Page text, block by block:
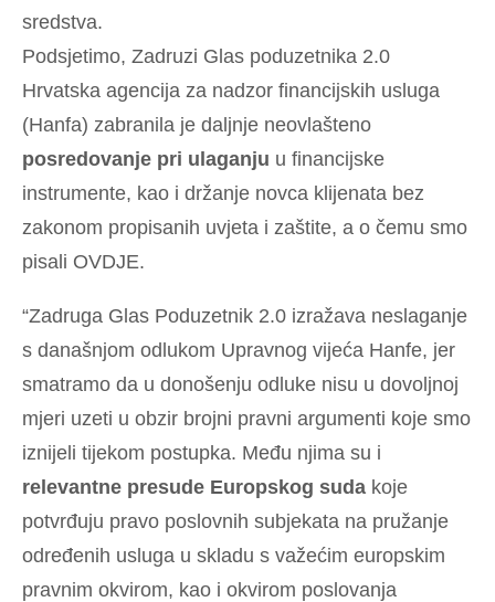
sredstva.
Podsjetimo, Zadruzi Glas poduzetnika 2.0
Hrvatska agencija za nadzor financijskih usluga
(Hanfa) zabranila je daljnje neovlašteno
posredovanje pri ulaganju u financijske
instrumente, kao i držanje novca klijenata bez
zakonom propisanih uvjeta i zaštite, a o čemu smo
pisali OVDJE.
“Zadruga Glas Poduzetnik 2.0 izražava neslaganje
s današnjom odlukom Upravnog vijeća Hanfe, jer
smatramo da u donošenju odluke nisu u dovoljnoj
mjeri uzeti u obzir brojni pravni argumenti koje smo
iznijeli tijekom postupka. Među njima su i
relevantne presude Europskog suda koje
potvrđuju pravo poslovnih subjekata na pružanje
određenih usluga u skladu s važećim europskim
pravnim okvirom, kao i okvirom poslovanja